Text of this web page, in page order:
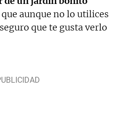
que aunque no lo utilices
que te gusta verlo